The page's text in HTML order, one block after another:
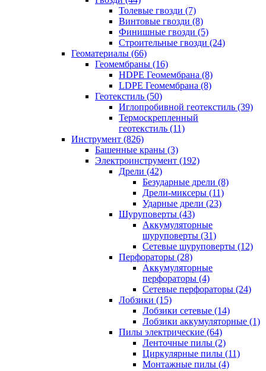
Толевые гвозди (7)
Винтовые гвозди (8)
Финишные гвозди (5)
Строительные гвозди (24)
Геоматериалы (66)
Геомембраны (16)
HDPE Геомембрана (8)
LDPE Геомембрана (8)
Геотекстиль (50)
Иглопробивной геотекстиль (39)
Термоскрепленный
геотекстиль (11)
Инструмент (826)
Башенные краны (3)
Электроинструмент (192)
Дрели (42)
Безударные дрели (8)
Дрели-миксеры (11)
Ударные дрели (23)
Шуруповерты (43)
Аккумуляторные
шуруповерты (31)
Сетевые шуруповерты (12)
Перфораторы (28)
Аккумуляторные
перфораторы (4)
Сетевые перфораторы (24)
Лобзики (15)
Лобзики сетевые (14)
Лобзики аккумуляторные (1)
Пилы электрические (64)
Ленточные пилы (2)
Циркулярные пилы (11)
Монтажные пилы (4)